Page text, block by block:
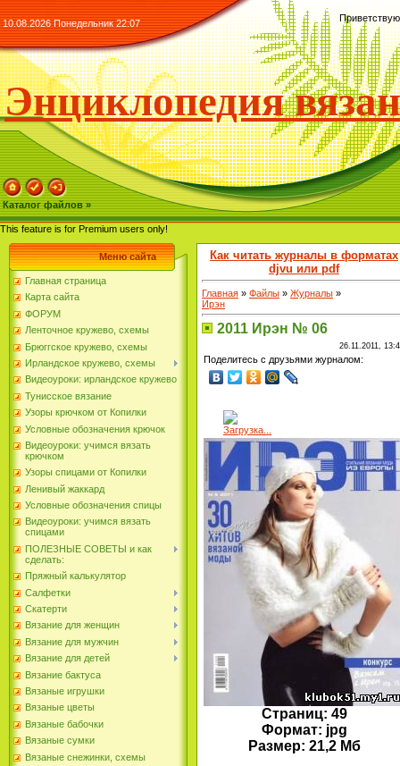
10.08.2026 Понедельник 22:07
Энциклопедия
Каталог файлов »
This feature is for Premium users only!
Меню сайта
Главная страница
Карта сайта
ФОРУМ
Ленточное кружево, схемы
Брюггское кружево, схемы
Ирландское кружево, схемы
Видеоуроки: ирландское кружево
Тунисское вязание
Узоры крючком от Копилки
Условные обозначения крючок
Видеоуроки: учимся вязать
крючком
Узоры спицами от Копилки
Ленивый жаккард
Условные обозначения спицы
Видеоуроки: учимся вязать
спицами
ПОЛЕЗНЫЕ СОВЕТЫ и как
сделать:
Пряжный калькулятор
Салфетки
Скатерти
Вязание для женщин
Вязание для мужчин
Вязание для детей
Вязание бактуса
Вязаные игрушки
Вязаные цветы
Вязаные бабочки
Вязаные сумки
Вязаные снежинки, схемы
Как читать журналы в форматах
djvu или pdf
Главная » Файлы » Журналы »
Ирэн
2011 Ирэн № 06
26.11.2011,
Поделитесь с друзьями журналом:
Загрузка...
Страниц: 49
Формат: jpg
Размер: 21,2 Мб